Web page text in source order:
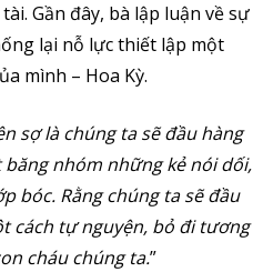
Gần đây, bà lập luận về sự
lại nỗ lực thiết lập một
mình – Hoa Kỳ.
sợ là chúng ta sẽ đầu hàng
nhóm những kẻ nói dối,
bóc. Rằng chúng ta sẽ đầu
cách tự nguyện, bỏ đitương
cháu chúng ta.”